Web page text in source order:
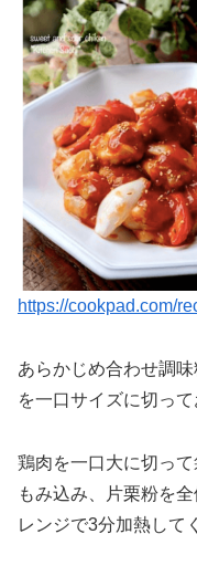
https://cookpad.com/
あらかじめ合わせ調
を一口サイズに切って
鶏肉を一口大に切っ
もみ込み、片栗粉を
レンジで3分加熱して